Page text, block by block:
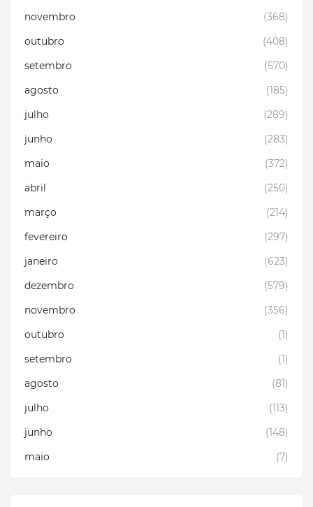
novembro
(368)
outubro
(408)
setembro
(570)
agosto
(185)
julho
(289)
junho
(283)
maio
(372)
abril
(250)
março
(214)
fevereiro
(297)
janeiro
(623)
dezembro
(579)
novembro
(356)
outubro
(1)
setembro
(1)
agosto
(81)
julho
(113)
junho
(148)
maio
(7)